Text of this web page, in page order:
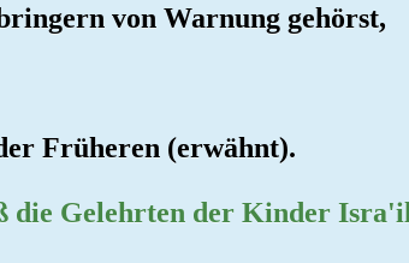
von Warnung gehörst,
Früheren (erwähnt).
die Gelehrten der Kinder